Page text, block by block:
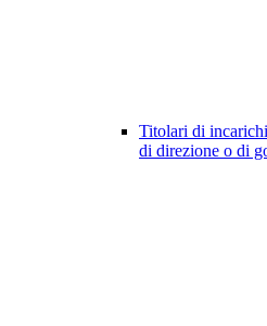
Titolari di
di direzione o di